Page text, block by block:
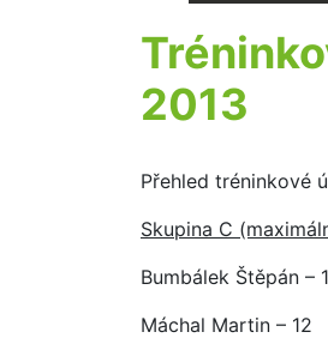
2013
Přehled tréninkové
Skupina C
Bumbálek Štěpán –
Máchal Martin – 12